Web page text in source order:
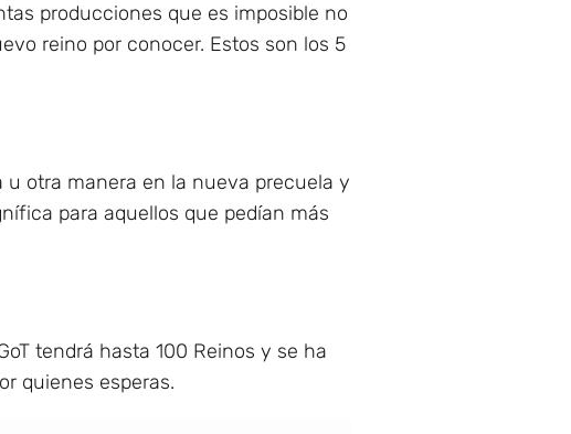
producciones que es imposible no
reino por conocer. Estos son los 5
u otra manera en la nueva precuela y
para aquellos que pedían más
tendrá hasta 100 Reinos y se ha
quienes esperas.